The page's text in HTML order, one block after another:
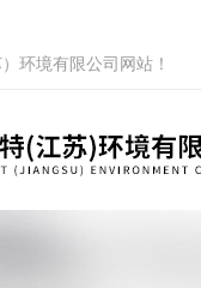
环境有限公司网站！